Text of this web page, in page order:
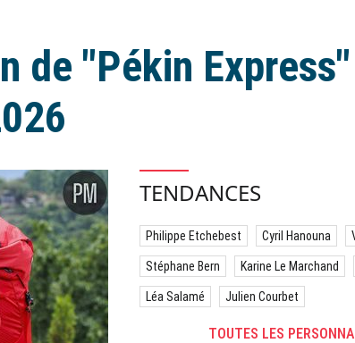
de "Pékin Express"
TENDANCES
Philippe Etchebest Cyril Hanouna
Stéphane Bern Karine Le Marchand
Léa Salamé Julien Courbet
TOUTES LES